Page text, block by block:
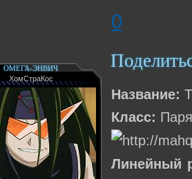
0
ОМЕГА-ЭНВИЧ
ХомСтраКос
Название:
Класс:
Линейный